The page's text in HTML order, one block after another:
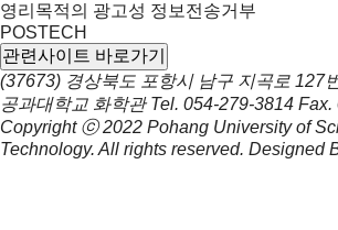
영리목적의 광고성 정보전송거부
POSTECH
관련사이트 바로가기
(37673) 경상북도 포항시 남구 지곡로 127
공과대학교 화학관 Tel. 054-279-3814 Fax.
Copyright ⓒ 2022 Pohang University of
Technology. All rights reserved. Designed